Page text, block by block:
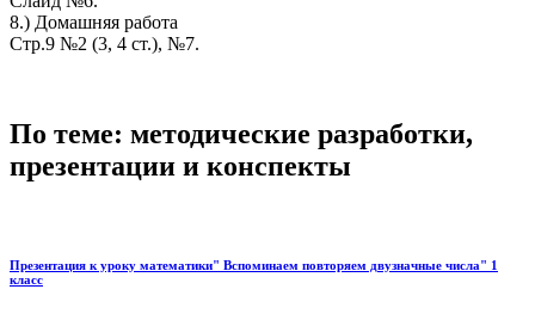
8.) Домашняя работа
Стр.9 №2 (3, 4 ст.), №7.
По теме: методические разработки,
презентации и конспекты
Презентация к уроку математики" Вспоминаем повторяем двузначные числа" 1
класс